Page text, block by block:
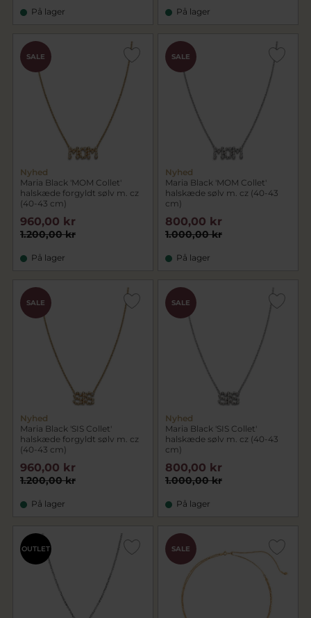
På lager På lager
SALE
Nyhed
Maria Black 'MOM Collet'
halskæde forgyldt sølv m. cz
(40-43 cm)
1.200,00 kr
960,00 kr
På lager
SALE
Nyhed
Maria Black 'MOM Collet'
halskæde sølv m. cz (40-43
cm)
1.000,00 kr
800,00 kr
På lager
SALE
Nyhed
Maria Black 'SIS Collet'
halskæde forgyldt sølv m. cz
(40-43 cm)
1.200,00 kr
960,00 kr
På lager
SALE
Nyhed
Maria Black 'SIS Collet'
halskæde sølv m. cz (40-43
cm)
1.000,00 kr
800,00 kr
På lager
OUTLET SALE